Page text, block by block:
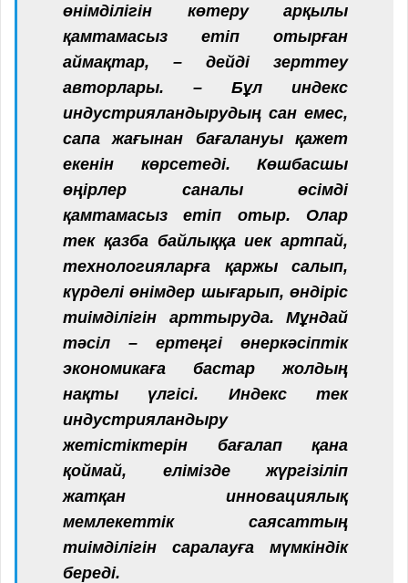
өнімділігін көтеру арқылы
қамтамасыз етіп отырған
аймақтар, – дейді зерттеу
авторлары. – Бұл индекс
индустрияландырудың сан емес,
сапа жағынан бағалануы қажет
екенін көрсетеді. Көшбасшы
өңірлер саналы өсімді
қамтамасыз етіп отыр. Олар
тек қазба байлыққа иек артпай,
технологияларға қаржы салып,
күрделі өнімдер шығарып, өндіріс
тиімділігін арттыруда. Мұндай
тәсіл – ертеңгі өнеркәсіптік
экономикаға бастар жолдың
нақты үлгісі. Индекс тек
индустрияландыру
жетістіктерін бағалап қана
қоймай, елімізде жүргізіліп
жатқан инновациялық
мемлекеттік саясаттың
тиімділігін саралауға мүмкіндік
береді.